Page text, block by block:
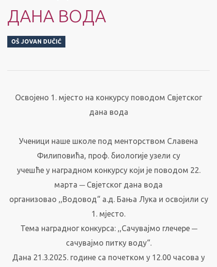
ДАНА ВОДА
OŠ JOVAN DUČIĆ
Освојено 1. мјесто на конкурсу поводом Свјетског
дана вода
Ученици наше школе под менторством Славена
Филиповића, проф. биологије узели су
учешће у наградном конкурсу који је поводом 22.
марта ─ Свјетског дана вода
организовао ,,Водовод“ а.д. Бања Лука и освојили су
1. мјесто.
Тема наградног конкурса: ,,Сачувајмо глечере ─
сачувајмо питку воду“.
Дана 21.3.2025. године са почетком у 12.00 часова у